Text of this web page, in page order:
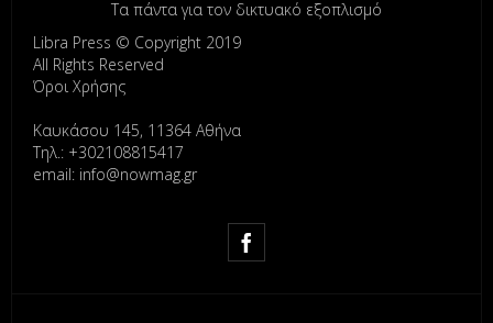
Τα πάντα για τον δικτυακό εξοπλισμό
Libra Press © Copyright 2019
All Rights Reserved
Όροι Χρήσης
Καυκάσου 145, 11364 Αθήνα
Τηλ.: +302108815417
email: info@nowmag.gr